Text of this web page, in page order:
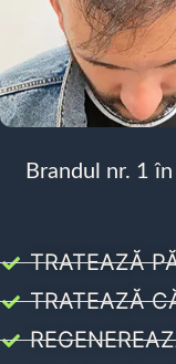
Brandul nr. 1
TRATEAZĂ
TRATEAZĂ